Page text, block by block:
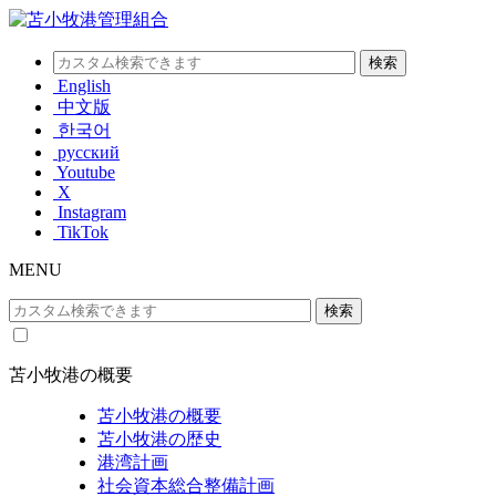
English
中文版
한국어
русский
Youtube
X
Instagram
TikTok
MENU
苫小牧港の概要
苫小牧港の概要
苫小牧港の歴史
港湾計画
社会資本総合整備計画